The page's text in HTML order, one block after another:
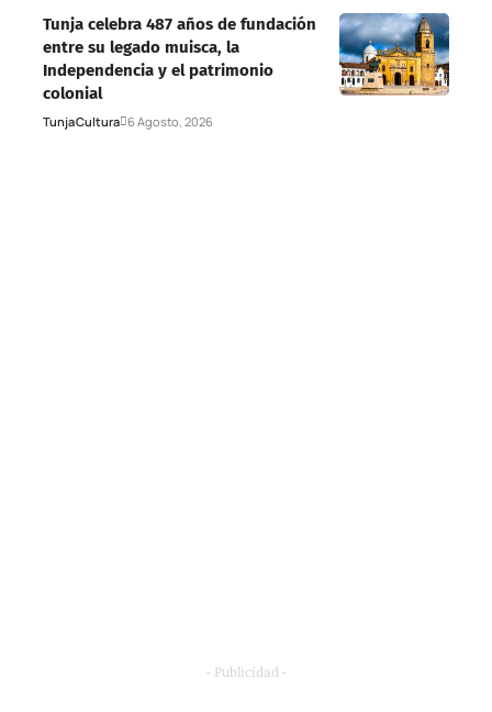
Tunja celebra 487 años de fundación
entre su legado muisca, la
Independencia y el patrimonio
colonial
TunjaCultura 6 Agosto, 2026
- Publicidad -